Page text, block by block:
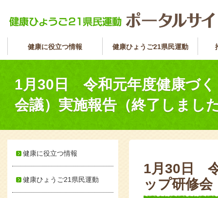
健康に役立つ情報 健康ひょうご21県民運動
1月30日 令和元年度健康づ
会議）実施報告（終了しまし
1月30日
ップ研修
健康に役立つ情報
健康ひょうご21県民運動